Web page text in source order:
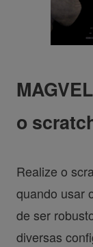
o
Realize o
quando usar
de ser
diversas